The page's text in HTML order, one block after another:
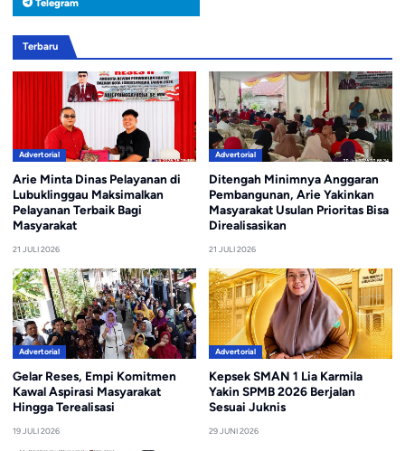
Telegram
Terbaru
Advertorial
Arie Minta Dinas Pelayanan di
Lubuklinggau Maksimalkan
Pelayanan Terbaik Bagi
Masyarakat
21 JULI 2026
Advertorial
Ditengah Minimnya Anggaran
Pembangunan, Arie Yakinkan
Masyarakat Usulan Prioritas Bisa
Direalisasikan
21 JULI 2026
Advertorial
Gelar Reses, Empi Komitmen
Kawal Aspirasi Masyarakat
Hingga Terealisasi
19 JULI 2026
Advertorial
Kepsek SMAN 1 Lia Karmila
Yakin SPMB 2026 Berjalan
Sesuai Juknis
29 JUNI 2026